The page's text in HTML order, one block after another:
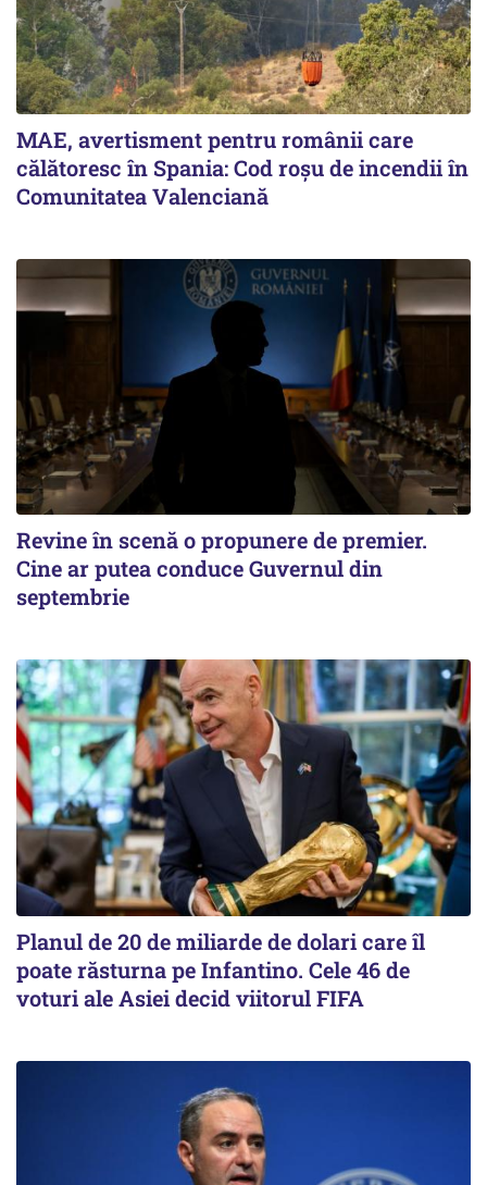
MAE, avertisment pentru românii care
călătoresc în Spania: Cod roșu de incendii în
Comunitatea Valenciană
Revine în scenă o propunere de premier.
Cine ar putea conduce Guvernul din
septembrie
Planul de 20 de miliarde de dolari care îl
poate răsturna pe Infantino. Cele 46 de
voturi ale Asiei decid viitorul FIFA